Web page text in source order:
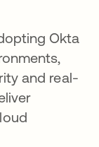
Okta
and real-